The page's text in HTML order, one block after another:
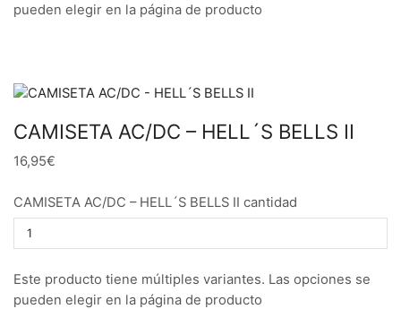
pueden elegir en la página de producto
CAMISETA AC/DC – HELL´S BELLS II
16,95€
CAMISETA AC/DC – HELL´S BELLS II cantidad
Este producto tiene múltiples variantes. Las opciones se
pueden elegir en la página de producto